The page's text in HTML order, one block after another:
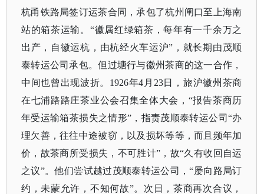
杭甬铁路局签订运茶合同，承包了杭州闸口至上海南
站的箱茶运输。“徽属红绿箱茶，每年有一千余万之
出产，自徽运杭，由杭经火车运沪”，就长期由茂顺
泰转运公司承包。但过塘行与徽州茶商的这一合作，
中间也曾出现波折。1926年4月23日，旅沪徽州茶商
在七浦路路庄茶业公会召集全体大会，“报告茶商历
年受运输箱茶损失之情形”，指责茂顺泰转运公司“办
理欠善，往往中途被窃，以及损坏等等，而且频年加
价，故茶商所受损失，不可胜计”，故“久有收回自运
之议”。他们尝试越过茂顺泰转运公司，“屡向路局订
约，未蒙允许，不知何故”。次日，茶商再次合议，